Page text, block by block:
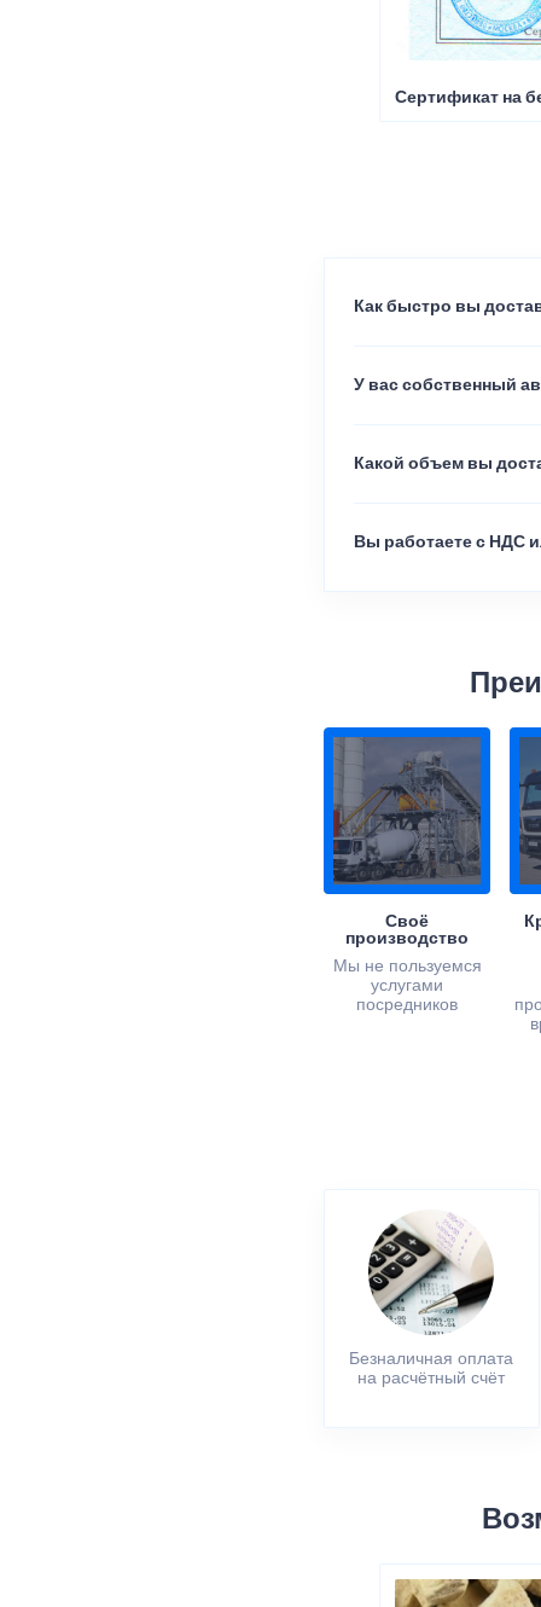
Сертификат на
Как быстро вы
У вас собственный
Какой объем вы
Вы работаете с НДС
Своё
производство
Мы не пользуемся
услугами
посредников
Безналичная оплата
на расчётный счёт